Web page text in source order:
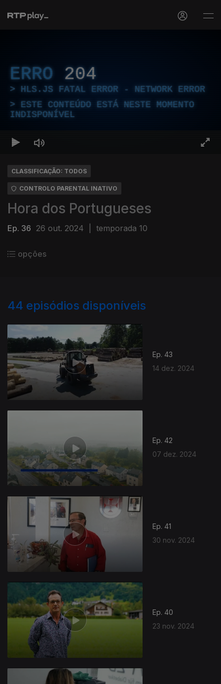
ERRO 204
HLS.JS FATAL ERROR - NETWORK ERROR
ESTE CONTEÚDO ESTÁ NESTE MOMENTO
INDISPONÍVEL
CLASSIFICAÇÃO: TODOS
CONTROLO PARENTAL INATIVO
Hora dos Portugueses
Ep. 36 26 out. 2024 temporada 10
opções
44 episódios disponíveis
Ep. 43
14 dez. 2024
Ep. 42
07 dez. 2024
Ep. 41
30 nov. 2024
Ep. 40
23 nov. 2024